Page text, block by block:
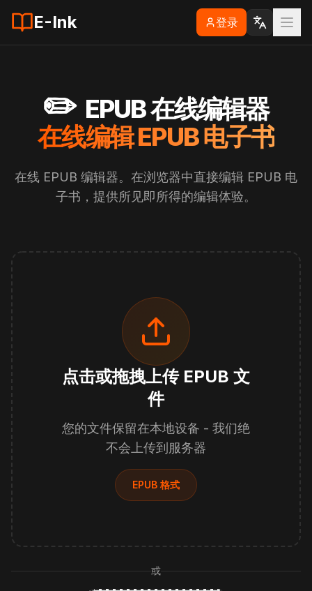
E-Ink 登录
✏️ EPUB 在线编辑器
在线编辑 EPUB 电子书
在线 EPUB 编辑器。在浏览器中直接编辑 EPUB 电
子书，提供所见即所得的编辑体验。
点击或拖拽上传 EPUB 文
件
您的文件保留在本地设备 - 我们绝
不会上传到服务器
EPUB 格式
或